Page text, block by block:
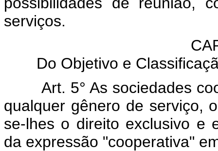
serviços.
Do Objetivo e
Art. 5° As sociedades
qualquer gênero de serviço,
se-lhes o direito exclusivo e
da expressão "cooperativa"